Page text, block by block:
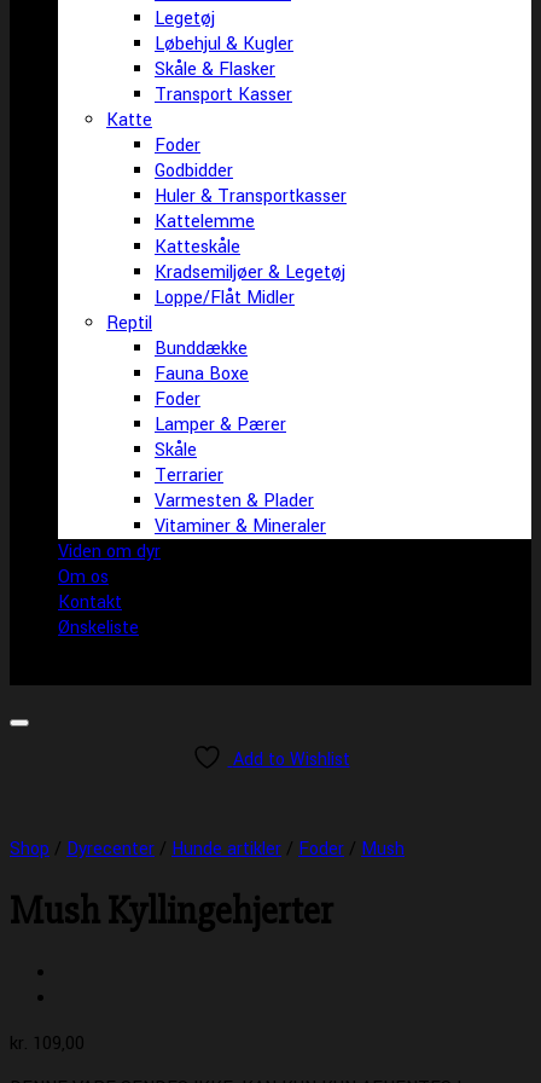
Legetøj
Løbehjul & Kugler
Skåle & Flasker
Transport Kasser
Katte
Foder
Godbidder
Huler & Transportkasser
Kattelemme
Katteskåle
Kradsemiljøer & Legetøj
Loppe/Flåt Midler
Reptil
Bunddække
Fauna Boxe
Foder
Lamper & Pærer
Skåle
Terrarier
Varmesten & Plader
Vitaminer & Mineraler
Viden om dyr
Om os
Kontakt
Ønskeliste
Add to Wishlist
Shop / Dyrecenter / Hunde artikler / Foder / Mush
Mush Kyllingehjerter
kr. 109,00